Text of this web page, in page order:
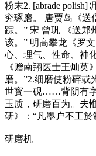
粉末2. [abrade
究琢磨。 唐贾岛《送
踪。” 宋 曾巩 《送郑
该。” 明高攀龙《罗
心、理气、性命、神
《赠南翔医士王灿英
磨。”2.细磨使粉碎或
世寳一砚……背阴有字
玉质，研磨百为。夫
研》：“凡墨户不工於
研磨机